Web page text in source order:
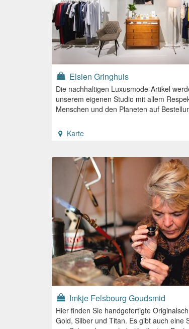
Elsien Gringhuis
Die nachhaltigen Luxusmode-Artikel
unserem eigenen Studio mit allem
Menschen und den Planeten auf
Karte
Imkje Felsbourg Goudsmid
Hier finden Sie handgefertigte
Gold, Silber und Titan. Es gibt auch eine